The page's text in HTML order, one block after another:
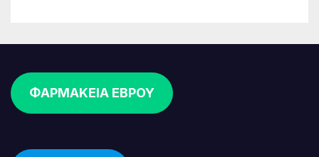
ΦΑΡΜΑΚΕΙΑ ΕΒΡΟΥ